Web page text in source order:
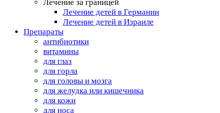
Лечение за границей
Лечение детей в Германии
Лечение детей в Израиле
Препараты
антибиотики
витамины
для глаз
для горла
для головы и мозга
для желудка или кишечника
для кожи
для носа